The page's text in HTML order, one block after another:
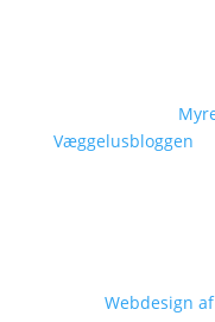
Væggelusbloggen
Webdesign